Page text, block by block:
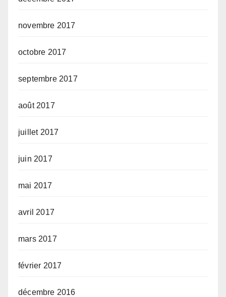
novembre 2017
octobre 2017
septembre 2017
août 2017
juillet 2017
juin 2017
mai 2017
avril 2017
mars 2017
février 2017
décembre 2016